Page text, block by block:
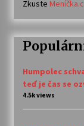
Zkuste
Humpolec
teď je čas se
4.5k views